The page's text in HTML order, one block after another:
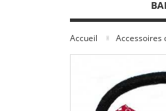
Accueil Accessoires